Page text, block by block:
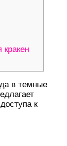
в темные
к